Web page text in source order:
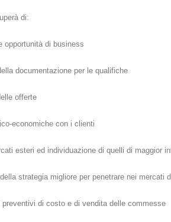
di:
opportunità di business
documentazione per le qualifiche
offerte
economiche con i clienti
esteri ed individuazione di quelli di maggior
strategia migliore per penetrare nei mercati
preventivi di costo e di vendita delle commesse